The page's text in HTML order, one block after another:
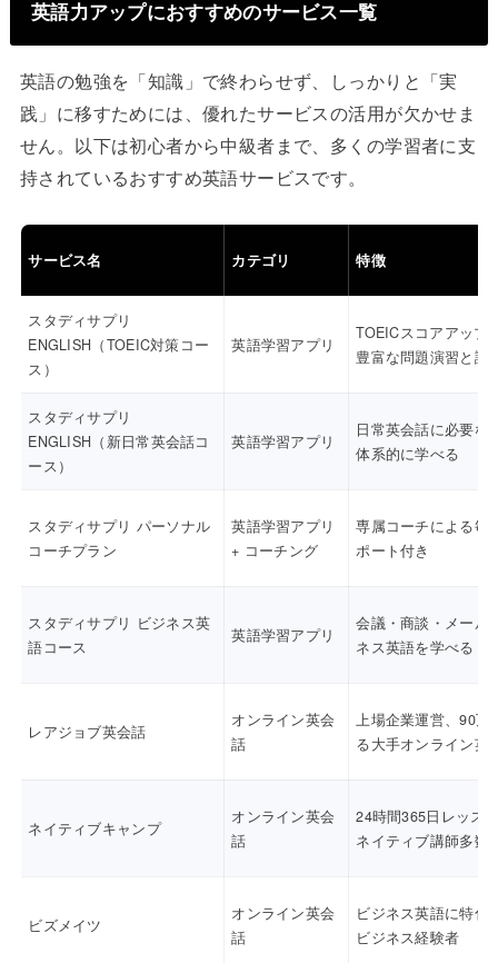
英語力アップにおすすめのサービス一覧
英語の勉強を「知識」で終わらせず、しっかりと「実
践」に移すためには、優れたサービスの活用が欠かせま
せん。以下は初心者から中級者まで、多くの学習者に支
持されているおすすめ英語サービスです。
サービス名 カテゴリ 特徴
スタディサプリ
ENGLISH（TOEIC対策コー
ス）
英語学習アプリ
TOEICスコアアップ
豊富な問題演習と講
スタディサプリ
ENGLISH（新日常英会話コ
ース）
英語学習アプリ
日常英会話に必要な
体系的に学べる
スタディサプリ パーソナル
コーチプラン
英語学習アプリ
+ コーチング
専属コーチによる毎
ポート付き
スタディサプリ ビジネス英
語コース
英語学習アプリ
会議・商談・メール
ネス英語を学べる
レアジョブ英会話
オンライン英会
話
上場企業運営、90万
る大手オンライン英
ネイティブキャンプ
オンライン英会
話
24時間365日レッス
ネイティブ講師多数
ビズメイツ
オンライン英会
話
ビジネス英語に特化
ビジネス経験者